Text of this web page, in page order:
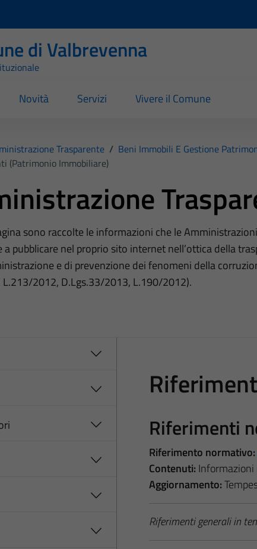
di Valbrevenna
Novità Servizi Vivere il Comune
Trasparente / Beni Immobili E Gestione
(Patrimonio Immobiliare)
sono raccolte le informazioni che le
pubblicare nel proprio sito internet nell’ottica della
e di prevenzione dei fenomeni della
2012, D.Lgs.33/2013, L.190/2012).
Riferimenti
Riferimento normativo:
Contenuti:
Aggiornamento:
Riferimenti generali in